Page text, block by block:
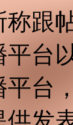
称跟
平台
平台